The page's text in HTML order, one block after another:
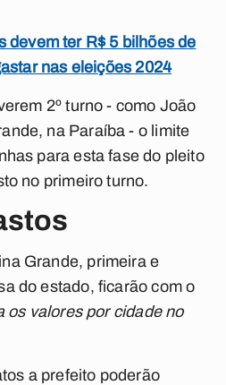
devem ter R$ 5 bilhões de
nas eleições 2024
2º turno - como João
na Paraíba - o limite
para esta fase do pleito
no primeiro turno.
Grande, primeira e
do estado, ficarão com o
os valores por cidade no
a prefeito poderão